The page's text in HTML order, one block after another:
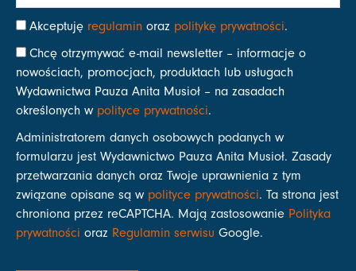
Akceptuję regulamin oraz politykę prywatności.
Chcę otrzymywać e-mail newsletter – informacje o
nowościach, promocjach, produktach lub usługach
Wydawnictwa Pauza Anita Musioł – na zasadach
określonych w polityce prywatności.
Administratorem danych osobowych podanych w
formularzu jest Wydawnictwo Pauza Anita Musioł. Zasady
przetwarzania danych oraz Twoje uprawnienia z tym
związane opisane są w polityce prywatności. Ta strona jest
chroniona przez reCAPTCHA. Mają zastosowanie Polityka
prywatności oraz Regulamin serwisu Google.